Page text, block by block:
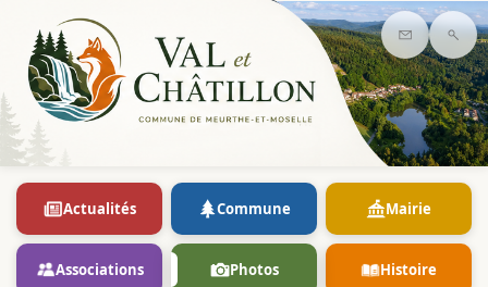
Contact
Actualités Commune Mairie
Associations Photos Histoire